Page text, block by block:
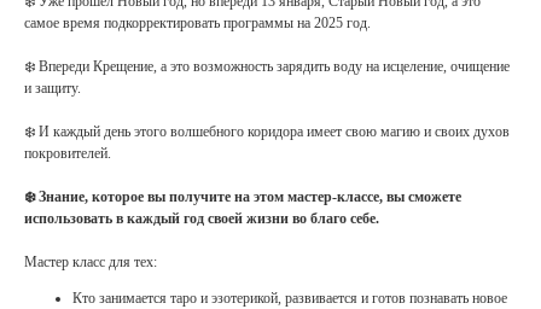
самое время подкорректировать программы на 2025 год.
❄️ Впереди Крещение, а это возможность зарядить воду на исцеление, очищение
и защиту.
❄️ И каждый день этого волшебного коридора имеет свою магию и своих духов
покровителей.
❄️ Знание, которое вы получите на этом мастер-классе, вы сможете
использовать в каждый год своей жизни во благо себе.
Мастер класс для тех:
Кто занимается таро и эзотерикой, развивается и готов познавать новое